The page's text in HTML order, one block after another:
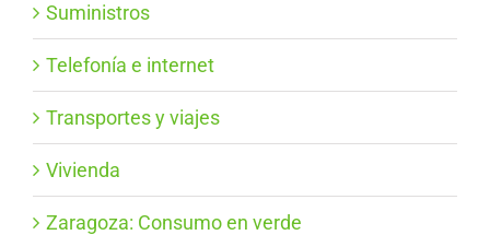
Suministros
Telefonía e internet
Transportes y viajes
Vivienda
Zaragoza: Consumo en verde